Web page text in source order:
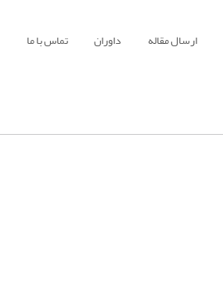
ارسال مقاله داوران تماس با ما